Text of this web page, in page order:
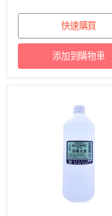
快速購買
添加到購物車